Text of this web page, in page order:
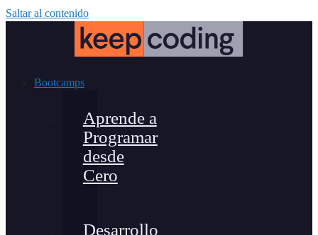
Saltar al contenido
Bootcamps
Aprende a
Programar
desde
Cero
Desarrollo